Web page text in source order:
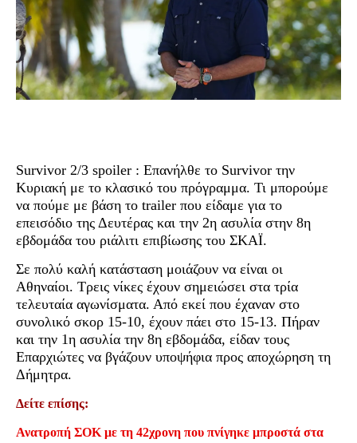
Survivor 2/3 spoiler : Επανήλθε το Survivor την
Κυριακή με το κλασικό του πρόγραμμα. Τι μπορούμε
να πούμε με βάση το trailer που είδαμε για το
επεισόδιο της Δευτέρας και την 2η ασυλία στην 8η
εβδομάδα του ριάλιτι επιβίωσης του ΣΚΑΪ.
Σε πολύ καλή κατάσταση μοιάζουν να είναι οι
Αθηναίοι. Τρεις νίκες έχουν σημειώσει στα τρία
τελευταία αγωνίσματα. Από εκεί που έχαναν στο
συνολικό σκορ 15-10, έχουν πάει στο 15-13. Πήραν
και την 1η ασυλία την 8η εβδομάδα, είδαν τους
Επαρχιώτες να βγάζουν υποψήφια προς αποχώρηση τη
Δήμητρα.
Δείτε επίσης:
Ανατροπή ΣΟΚ με τη 42χρονη που πνίγηκε μπροστά στα